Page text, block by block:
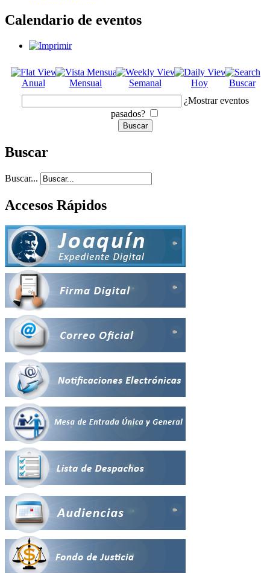
Calendario de eventos
Anual Mensual Semanal Hoy
Buscar
¿Mostrar eventos
pasados?
Buscar
Buscar...
Accesos Rápidos